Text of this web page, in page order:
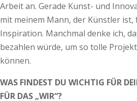
Arbeit an. Gerade Kunst- und
mit meinem Mann, der Künstler
Inspiration. Manchmal denke ich,
bezahlen würde, um so tolle
können.
WAS FINDEST DU WICHTIG FÜR
FÜR DAS „WIR“?